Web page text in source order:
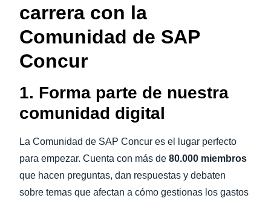
carrera con la
Comunidad de SAP
Concur
1. Forma parte de nuestra
comunidad digital
La Comunidad de SAP Concur es el lugar perfecto
para empezar. Cuenta con más de 80.000 miembros
que hacen preguntas, dan respuestas y debaten
sobre temas que afectan a cómo gestionas los gastos